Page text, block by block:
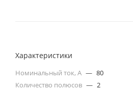
Характеристики
Номинальный ток, А — 80
Количество полюсов — 2